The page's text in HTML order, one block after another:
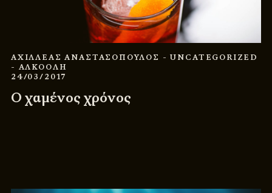
ΑΧΙΛΛΕΑΣ ΑΝΑΣΤΑΣΟΠΟΥΛΟΣ - UNCATEGORIZED
- ΑΛΚΟΟΛΗ
24/03/2017
Ο χαμένος χρόνος